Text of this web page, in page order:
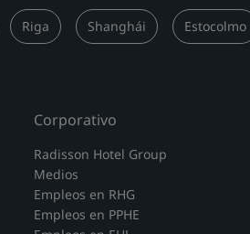
Riga Shanghái Estocolmo
Corporativo
Radisson Hotel Group
Medios
Empleos en RHG
Empleos en PPHE